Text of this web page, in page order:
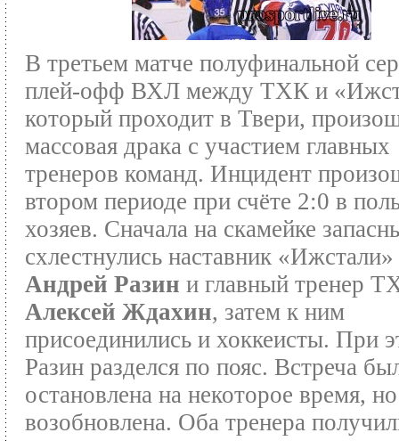
В третьем матче полуфинальной
плей-офф ВХЛ между ТХК и
который проходит в Твери,
массовая драка с участием главных
тренеров команд. Инцидент
втором периоде при счёте 2:0 в
хозяев. Сначала на скамейке
схлестнулись наставник «Ижстали»
Андрей Разин и главный тренер
Алексей Ждахин, затем к ним
присоединились и хоккеисты. При
Разин разделся по пояс. Встреча
остановлена на некоторое время,
возобновлена. Оба тренера